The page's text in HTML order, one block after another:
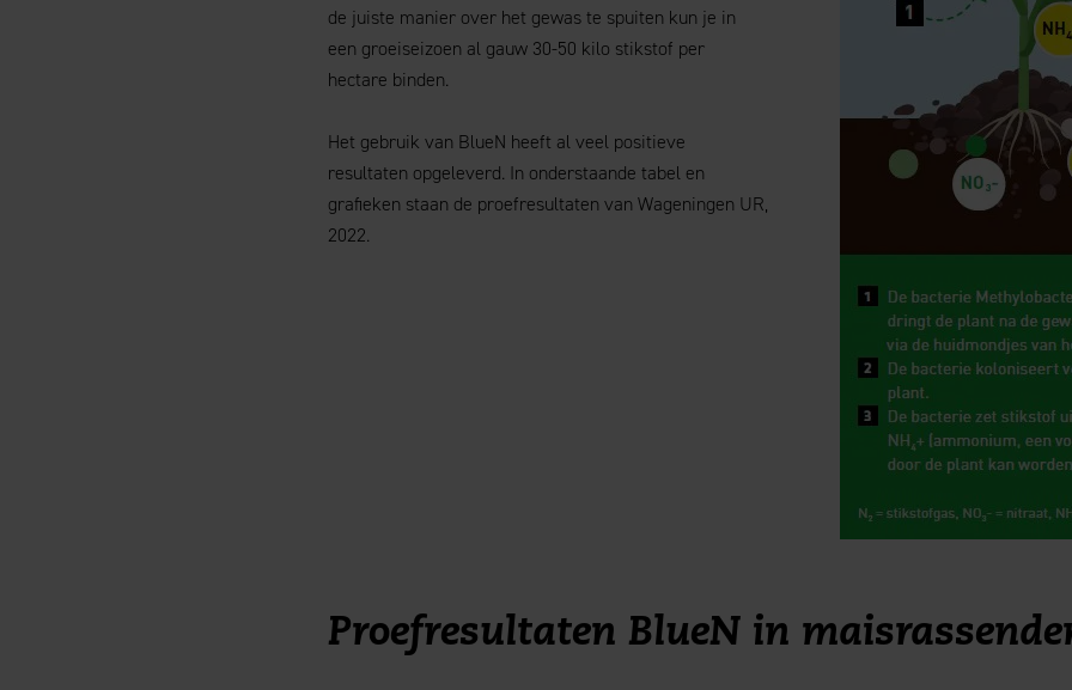
de juiste manier over het gewas te spuiten kun je in
een groeiseizoen al gauw 30-50 kilo stikstof per
hectare binden.
Het gebruik van BlueN heeft al veel positieve
resultaten opgeleverd. In onderstaande tabel en
grafieken staan de proefresultaten van Wageningen UR,
2022.
Proefresultaten BlueN in